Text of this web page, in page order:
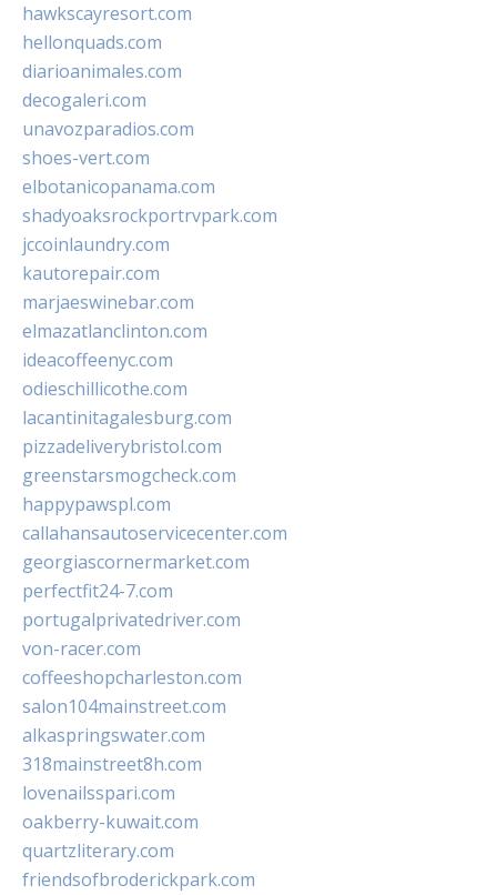
hawkscayresort.com
hellonquads.com
diarioanimales.com
decogaleri.com
unavozparadios.com
shoes-vert.com
elbotanicopanama.com
shadyoaksrockportrvpark.com
jccoinlaundry.com
kautorepair.com
marjaeswinebar.com
elmazatlanclinton.com
ideacoffeenyc.com
odieschillicothe.com
lacantinitagalesburg.com
pizzadeliverybristol.com
greenstarsmogcheck.com
happypawspl.com
callahansautoservicecenter.com
georgiascornermarket.com
perfectfit24-7.com
portugalprivatedriver.com
von-racer.com
coffeeshopcharleston.com
salon104mainstreet.com
alkaspringswater.com
318mainstreet8h.com
lovenailsspari.com
oakberry-kuwait.com
quartzliterary.com
friendsofbroderickpark.com